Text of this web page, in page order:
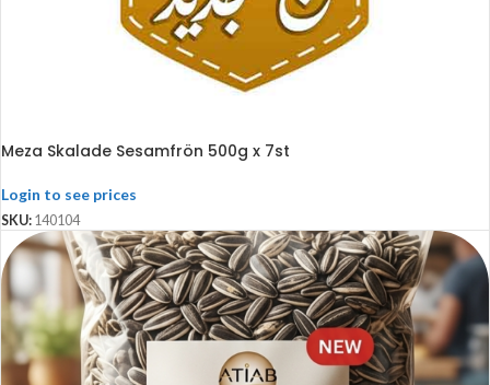
Meza Skalade Sesamfrön 500g x 7st
Login to see prices
SKU: 140104